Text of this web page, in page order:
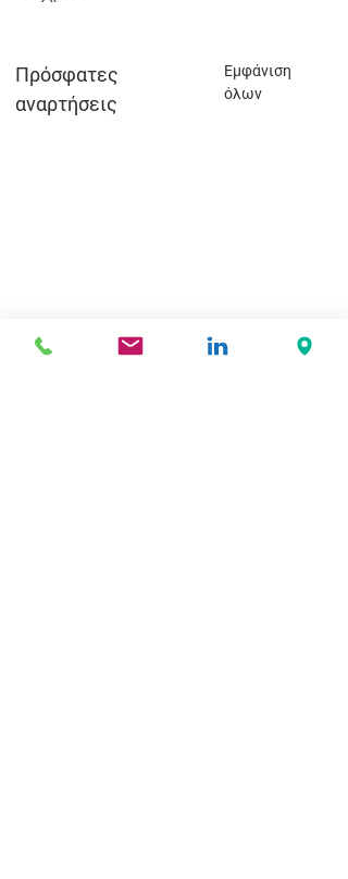
Πρόσφατες
αναρτήσεις
Εμφάνιση
όλων